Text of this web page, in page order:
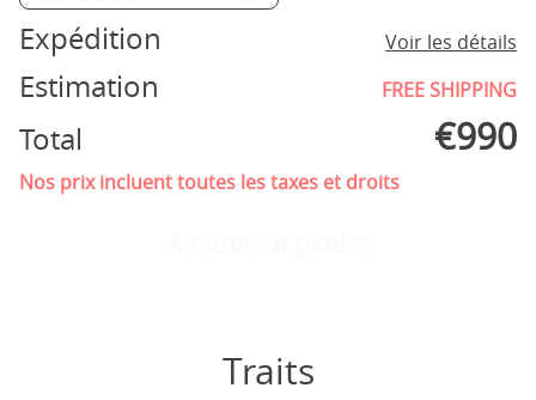
Expédition Voir les détails
Estimation FREE SHIPPING
Total €990
Nos prix incluent toutes les taxes et droits
Traits